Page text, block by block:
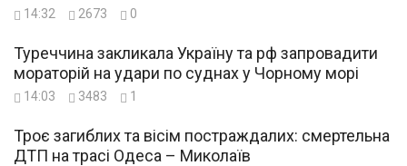
14:32 2673 0
Туреччина закликала Україну та рф запровадити
мораторій на удари по суднах у Чорному морі
14:03 3483 1
Троє загиблих та вісім постраждалих: смертельна
ДТП на трасі Одеса – Миколаїв